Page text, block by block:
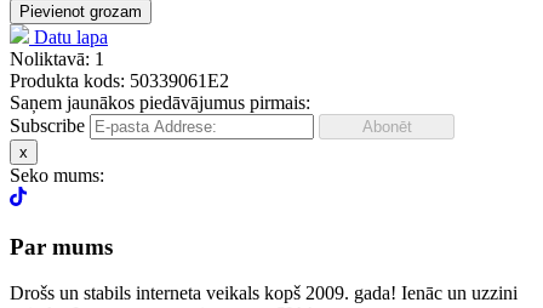
Pievienot grozam
Datu lapa
Noliktavā: 1
Produkta kods: 50339061E2
Saņem jaunākos piedāvājumus pirmais:
Subscribe
x
Seko mums:
Par mums
Drošs un stabils interneta veikals kopš 2009. gada! Ienāc un uzzini